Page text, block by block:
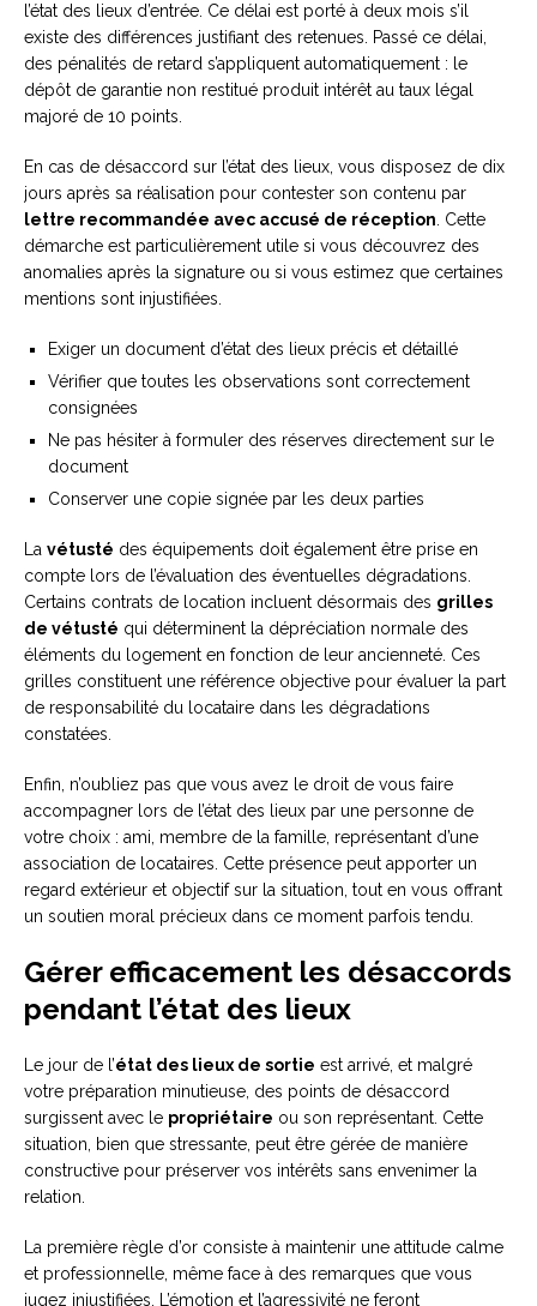
l’état des lieux d’entrée. Ce délai est porté à deux mois s’il
existe des différences justifiant des retenues. Passé ce délai,
des pénalités de retard s’appliquent automatiquement : le
dépôt de garantie non restitué produit intérêt au taux légal
majoré de 10 points.
En cas de désaccord sur l’état des lieux, vous disposez de dix
jours après sa réalisation pour contester son contenu par
lettre recommandée avec accusé de réception. Cette
démarche est particulièrement utile si vous découvrez des
anomalies après la signature ou si vous estimez que certaines
mentions sont injustifiées.
Exiger un document d’état des lieux précis et détaillé
Vérifier que toutes les observations sont correctement
consignées
Ne pas hésiter à formuler des réserves directement sur le
document
Conserver une copie signée par les deux parties
La vétusté des équipements doit également être prise en
compte lors de l’évaluation des éventuelles dégradations.
Certains contrats de location incluent désormais des grilles
de vétusté qui déterminent la dépréciation normale des
éléments du logement en fonction de leur ancienneté. Ces
grilles constituent une référence objective pour évaluer la part
de responsabilité du locataire dans les dégradations
constatées.
Enfin, n’oubliez pas que vous avez le droit de vous faire
accompagner lors de l’état des lieux par une personne de
votre choix : ami, membre de la famille, représentant d’une
association de locataires. Cette présence peut apporter un
regard extérieur et objectif sur la situation, tout en vous offrant
un soutien moral précieux dans ce moment parfois tendu.
Gérer efficacement les désaccords
pendant l’état des lieux
Le jour de l’état des lieux de sortie est arrivé, et malgré
votre préparation minutieuse, des points de désaccord
surgissent avec le propriétaire ou son représentant. Cette
situation, bien que stressante, peut être gérée de manière
constructive pour préserver vos intérêts sans envenimer la
relation.
La première règle d’or consiste à maintenir une attitude calme
et professionnelle, même face à des remarques que vous
jugez injustifiées. L’émotion et l’agressivité ne feront